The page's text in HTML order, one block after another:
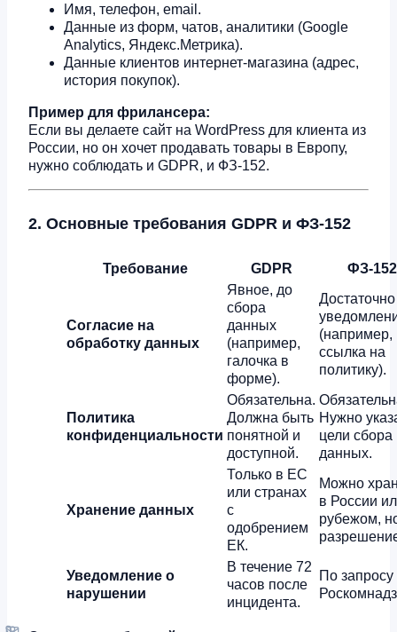
Имя, телефон, email.
Данные из форм, чатов, аналитики (Google
Analytics, Яндекс.Метрика).
Данные клиентов интернет-магазина (адрес,
история покупок).
Пример для фрилансера:
Если вы делаете сайт на WordPress для клиента из
России, но он хочет продавать товары в Европу,
нужно соблюдать и GDPR, и ФЗ-152.
2. Основные требования GDPR и ФЗ-152
Требование GDPR ФЗ-152
Согласие на
обработку данных
Явное, до
сбора
данных
(например,
галочка в
форме).
Достаточно
(например,
ссылка на
политику).
Политика
конфиденциальности
Обязательна.
Должна быть
понятной и
доступной.
Нужно
цели сбора
данных.
Хранение данных
Только в ЕС
или странах
с
одобрением
ЕК.
Можно
в России
рубежом,
Уведомление о
нарушении
В течение 72
часов после
инцидента.
По запросу